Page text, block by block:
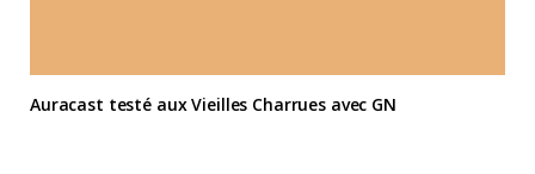
Auracast testé aux Vieilles Charrues avec GN